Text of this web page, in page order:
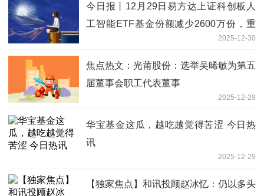
今日报丨12月29日易方达上证科创板人
工智能ETF基金份额减少2600万份，重
仓股澜起科技、芯原股份、寒武纪2025-12-30
焦点热文：光莆股份：选举吴晞敏为第五
届董事会职工代表董事
2025-12-29
华宝基金这瓜，越吃越觉得苦涩 今日热
讯
2025-12-29
【独家焦点】和讯投顾赵冰忆：仍以多头